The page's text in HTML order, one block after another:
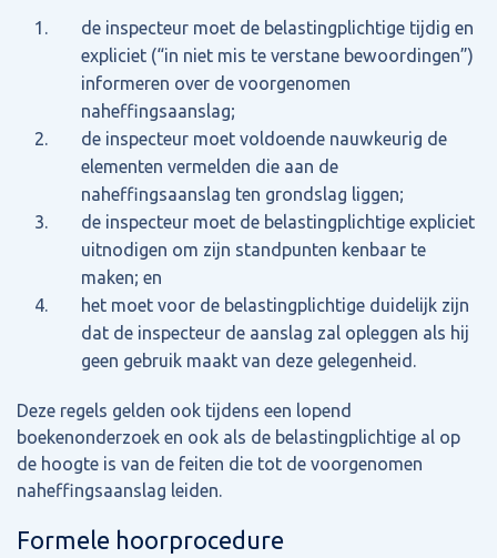
de inspecteur moet de belastingplichtige tijdig en
expliciet (“in niet mis te verstane bewoordingen”)
informeren over de voorgenomen
naheffingsaanslag;
de inspecteur moet voldoende nauwkeurig de
elementen vermelden die aan de
naheffingsaanslag ten grondslag liggen;
de inspecteur moet de belastingplichtige expliciet
uitnodigen om zijn standpunten kenbaar te
maken; en
het moet voor de belastingplichtige duidelijk zijn
dat de inspecteur de aanslag zal opleggen als hij
geen gebruik maakt van deze gelegenheid.
Deze regels gelden ook tijdens een lopend
boekenonderzoek en ook als de belastingplichtige al op
de hoogte is van de feiten die tot de voorgenomen
naheffingsaanslag leiden.
Formele hoorprocedure